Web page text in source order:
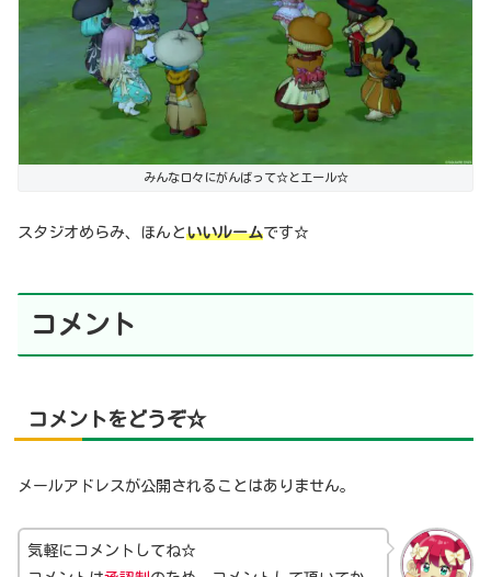
みんな口々にがんばって☆とエール☆
スタジオめらみ、ほんといいルームです☆
コメント
コメントをどうぞ☆
メールアドレスが公開されることはありません。
気軽にコメントしてね☆